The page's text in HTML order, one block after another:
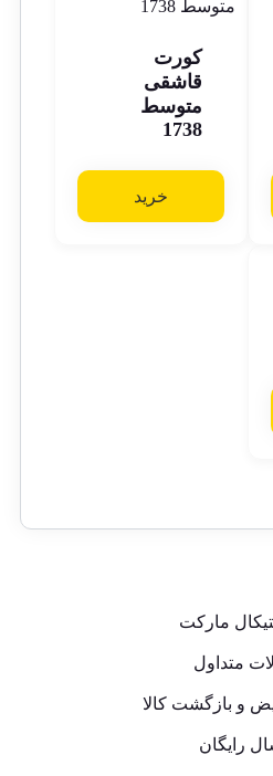
کورت
قاشقی
متوسط
1738
خرید
مارکت
متداول
و بازگشت کالا
رایگان